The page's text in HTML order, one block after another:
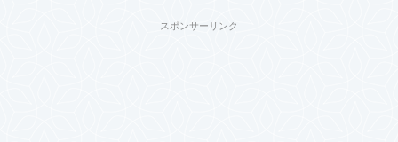
スポンサーリンク